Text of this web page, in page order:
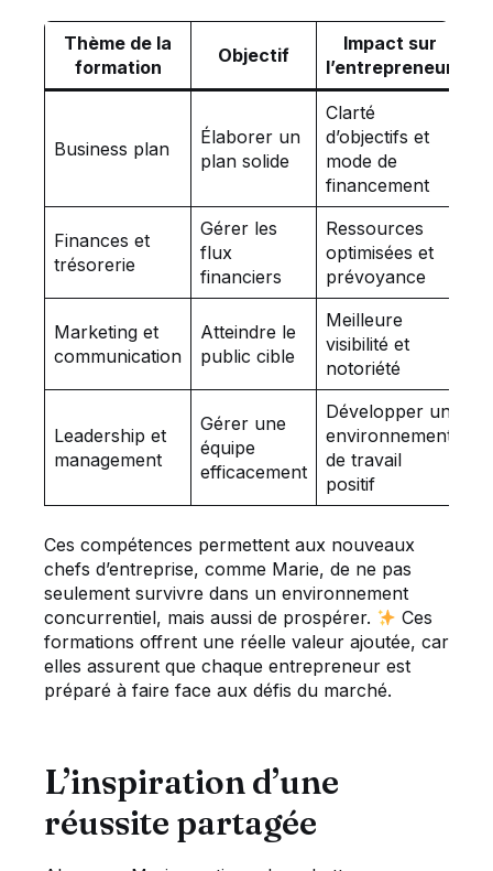
Thème de la
formation
Objectif
Impact sur
l’entrepreneur
Business plan
Élaborer un
plan solide
Clarté
d’objectifs et
mode de
financement
Finances et
trésorerie
Gérer les
flux
financiers
Ressources
optimisées et
prévoyance
Marketing et
communication
Atteindre le
public cible
Meilleure
visibilité et
notoriété
Leadership et
management
Gérer une
équipe
efficacement
Développer un
environnement
de travail
positif
Ces compétences permettent aux nouveaux
chefs d’entreprise, comme Marie, de ne pas
seulement survivre dans un environnement
concurrentiel, mais aussi de prospérer.
Ces
formations offrent une réelle valeur ajoutée, car
elles assurent que chaque entrepreneur est
préparé à faire face aux défis du marché.
L’inspiration d’une
réussite partagée